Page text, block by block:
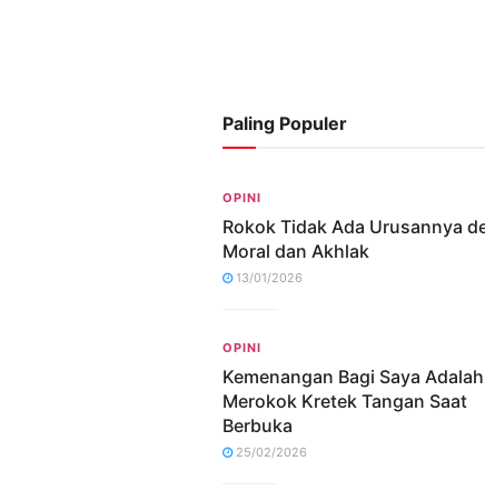
Paling Populer
OPINI
Rokok Tidak Ada Urusannya
Moral dan Akhlak
13/01/2026
OPINI
Kemenangan Bagi Saya Adalah
Merokok Kretek Tangan Saat
Berbuka
25/02/2026